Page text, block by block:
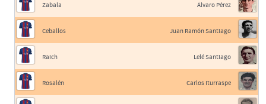
Zabala
Ceballos
Raich
Rosalén
Álvaro Pérez
Juan Ramón Santiago
Lelé Santiago
Carlos Iturraspe